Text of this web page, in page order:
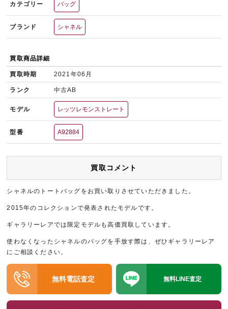
カテゴリー バッグ
ブランド シャネル
買取商品詳細
買取時期 2021年06月
ランク 中古AB
モデル レッツレモンストレート
型番 A92884
買取コメント
シャネルのトートバッグをお買い取りさせていただきました。
2015年のコレクションで発表されたモデルです。
ギャラリーレアでは限定モデルも高価買取しています。
使わなくなったシャネルのバッグを手放す際は、ぜひギャラリーレア
にご相談ください。
無料電話査定 無料LINE査定